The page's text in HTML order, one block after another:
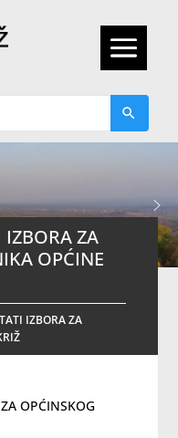
IZBORA ZA
OPĆINE
IZBORA ZA
OPĆINSKOG